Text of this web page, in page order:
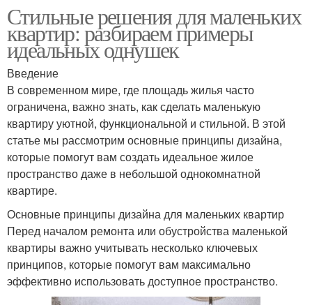
Стильные решения для маленьких
квартир: разбираем примеры
идеальных однушек
Введение
В современном мире, где площадь жилья часто
ограничена, важно знать, как сделать маленькую
квартиру уютной, функциональной и стильной. В этой
статье мы рассмотрим основные принципы дизайна,
которые помогут вам создать идеальное жилое
пространство даже в небольшой однокомнатной
квартире.
Основные принципы дизайна для маленьких квартир
Перед началом ремонта или обустройства маленькой
квартиры важно учитывать несколько ключевых
принципов, которые помогут вам максимально
эффективно использовать доступное пространство.